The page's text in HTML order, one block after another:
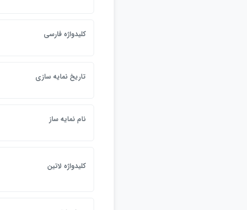
كليدواژه فارسي
تاريخ نمايه سازي
نام نمايه ساز
كليدواژه لاتين